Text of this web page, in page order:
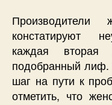
Производители
констатируют
каждая вторая
подобранный
шаг на пути к
отметить, что